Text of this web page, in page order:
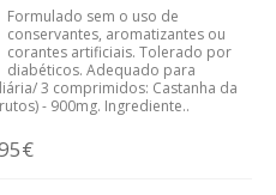
Formulado sem o uso de
conservantes, aromatizantes ou
corantes artificiais. Tolerado por
diabéticos. Adequado para
3 comprimidos: Castanha da
- 900mg. Ingrediente..